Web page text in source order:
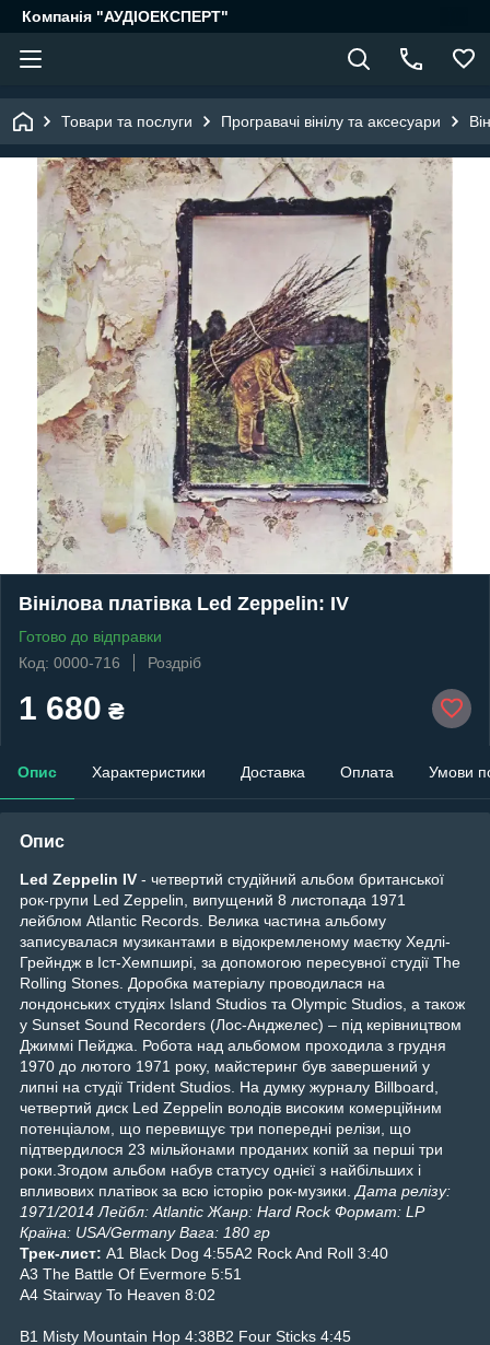
Компанія "АУДІОЕКСПЕРТ"
Товари та послуги Програвачі вінілу та аксесуари
Вінілова платівка Led Zeppelin: IV
Готово до відправки
Код: 0000-716
Роздріб
1 680 ₴
Опис Характеристики Доставка Оплата Умови
Опис
Led Zeppelin IV - четвертий студійний альбом британської
рок-групи Led Zeppelin, випущений 8 листопада 1971
лейблом Atlantic Records. Велика частина альбому
записувалася музикантами в відокремленому маєтку Хедлі-
Грейндж в Іст-Хемпширі, за допомогою пересувної студії The
Rolling Stones. Доробка матеріалу проводилася на
лондонських студіях Island Studios та Olympic Studios, а також
у Sunset Sound Recorders (Лос-Анджелес) – під керівництвом
Джиммі Пейджа. Робота над альбомом проходила з грудня
1970 до лютого 1971 року, майстеринг був завершений у
липні на студії Trident Studios. На думку журналу Billboard,
четвертий диск Led Zeppelin володів високим комерційним
потенціалом, що перевищує три попередні релізи, що
підтвердилося 23 мільйонами проданих копій за перші три
роки. Згодом альбом набув статусу однієї з найбільших і
впливових платівок за всю історію рок-музики. Дата релізу:
1971/2014 Лейбл: Atlantic Жанр: Hard Rock Формат: LP
Країна: USA/Germany Вага: 180 гр
Трек-лист: A1 Black Dog 4:55A2 Rock And Roll 3:40
A3 The Battle Of Evermore 5:51
A4 Stairway To Heaven 8:02
B1 Misty Mountain Hop 4:38B2 Four Sticks 4:45